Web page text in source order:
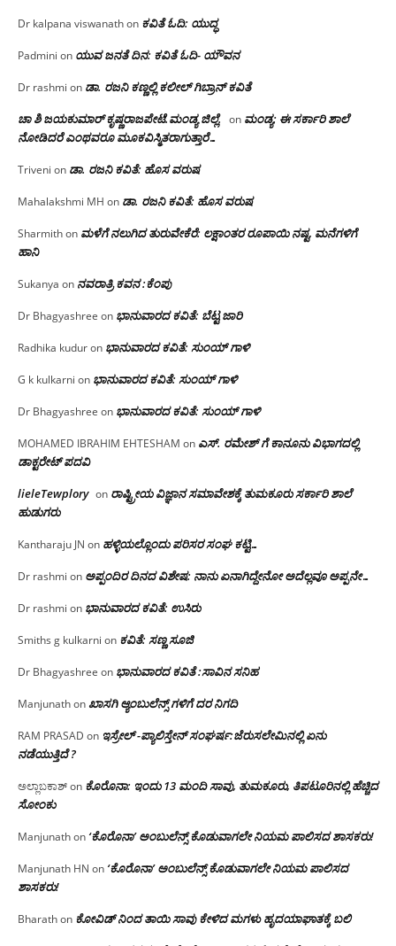
Dr kalpana viswanathon ಕವಿತೆ ಓದಿ: ಯುದ್ಧ
Padmini on ಯುವ ಜನತೆ ದಿನ: ಕವಿತೆ ಓದಿ- ಯೌವನ
Dr rashmi on ಡಾ. ರಜನಿ‌ ಕಣ್ಣಲ್ಲಿ ಕಲೀಲ್ ಗಿಬ್ರಾನ್ ಕವಿತೆ
ಚಾ ಶಿ ಜಯಕುಮಾರ್ ಕೃಷ್ಣರಾಜಪೇಟೆ.ಮಂಡ್ಯ ಜಿಲ್ಲೆ. on ಮಂಡ್ಯ: ಈ ಸರ್ಕಾರಿ ಶಾಲೆ
ನೋಡಿದರೆ ಎಂಥವರೂ ಮೂಕವಿಸ್ಮಿತರಾಗುತ್ತಾರೆ…
Triveni on ಡಾ. ರಜನಿ ಕವಿತೆ: ಹೊಸ ವರುಷ
Mahalakshmi MH on ಡಾ. ರಜನಿ ಕವಿತೆ: ಹೊಸ ವರುಷ
Sharmithon ಮಳೆಗೆ ನಲುಗಿದ ತುರುವೇಕೆರೆ: ಲಕ್ಷಾಂತರ ರೂಪಾಯಿ ನಷ್ಟ, ಮನೆಗಳಿಗೆ
ಹಾನಿ
Sukanya on ನವರಾತ್ರಿ ಕವನ :ಕೆಂಪು
Dr Bhagyashree on ಭಾನುವಾರದ ಕವಿತೆ: ಬೆಟ್ಟ ಜಾರಿ
Radhika kuduron ಭಾನುವಾರದ ಕವಿತೆ: ಸುಂಯ್ ಗಾಳಿ
G k kulkarni on ಭಾನುವಾರದ ಕವಿತೆ: ಸುಂಯ್ ಗಾಳಿ
Dr Bhagyashree on ಭಾನುವಾರದ ಕವಿತೆ: ಸುಂಯ್ ಗಾಳಿ
MOHAMED IBRAHIM EHTESHAM on ಎಸ್. ರಮೇಶ್ ಗೆ ಕಾನೂನು ವಿಭಾಗದಲ್ಲಿ
ಡಾಕ್ಟರೇಟ್ ಪದವಿ
lieleTewplory on ರಾಷ್ಟ್ರೀಯ ವಿಜ್ಞಾನ ಸಮಾವೇಶಕ್ಕೆ‌ ತುಮಕೂರು ಸರ್ಕಾರಿ ಶಾಲೆ
ಹುಡುಗರು
Kantharaju JN on ಹಳ್ಳಿಯಲ್ಲೊಂದು ಪರಿಸರ ಸಂಘ ಕಟ್ಟಿ…
Dr rashmi on ಅಪ್ಪಂದಿರ ದಿನದ ವಿಶೇಷ: ನಾನು ಏನಾಗಿದ್ದೇನೋ‌ ಅದೆಲ್ಲವೂ ಅಪ್ಪನೇ…
Dr rashmi on ಭಾನುವಾರದ ಕವಿತೆ: ಉಸಿರು
Smiths g kulkarni on ಕವಿತೆ: ಸಣ್ಣ ಸೂಜಿ
Dr Bhagyashree on ಭಾನುವಾರದ ಕವಿತೆ :ಸಾವಿನ ಸನಿಹ
Manjunathonಖಾಸಗಿ ಆ್ಯಂಬುಲೆನ್ಸ್ ಗಳಿಗೆ ದರ ನಿಗದಿ
RAM PRASAD on ಇಸ್ರೇಲ್ -ಪ್ಯಾಲಿಸ್ತೇನ್ ಸಂಘರ್ಷ:ಜೆರುಸಲೇಮಿನಲ್ಲಿ ಏನು
ನಡೆಯುತ್ತಿದೆ ?
ಅಲ್ಲಾಬಕಾಶ್on ಕೊರೊನಾ: ಇಂದು 13 ಮಂದಿ ಸಾವು, ತುಮಕೂರು, ತಿಪಟೂರಿನಲ್ಲಿ ಹೆಚ್ಚಿದ
ಸೋಂಕು
Manjunathon ‘ಕೊರೊನಾ’ ಅಂಬುಲೆನ್ಸ್ ಕೊಡುವಾಗಲೇ ನಿಯಮ ಪಾಲಿಸದ ಶಾಸಕರು!
Manjunath HN on ‘ಕೊರೊನಾ’ ಅಂಬುಲೆನ್ಸ್ ಕೊಡುವಾಗಲೇ ನಿಯಮ ಪಾಲಿಸದ
ಶಾಸಕರು!
Bharathon ಕೋವಿಡ್ ನಿಂದ ತಾಯಿ ಸಾವು ಕೇಳಿದ ಮಗಳು ಹೃದಯಾಘಾತಕ್ಕೆ ಬಲಿ